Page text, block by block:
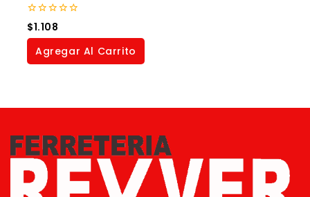
0
out
of
$1.108
Agregar Al Carrito